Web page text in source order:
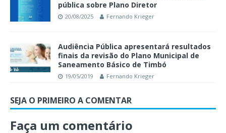
pública sobre Plano Diretor
20/08/2025 Fernando Krieger
Audiência Pública apresentará resultados
finais da revisão do Plano Municipal de
Saneamento Básico de Timbó
19/05/2019 Fernando Krieger
SEJA O PRIMEIRO A COMENTAR
Faça um comentário